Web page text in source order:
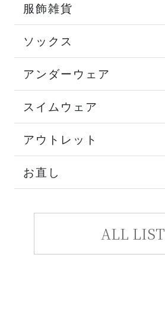
服飾雑貨
ソックス
アンダーウェア
スイムウェア
アウトレット
お直し
ALL LIST